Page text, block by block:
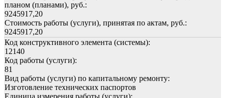
планом (планами), руб.:
9245917,20
Стоимость работы (услуги), принятая по актам, руб.:
9245917,20
Код конструктивного элемента (системы):
12140
Код работы (услуги):
81
Вид работы (услуги) по капитальному ремонту:
Изготовление технических паспортов
Единица измерения работы (услуги):